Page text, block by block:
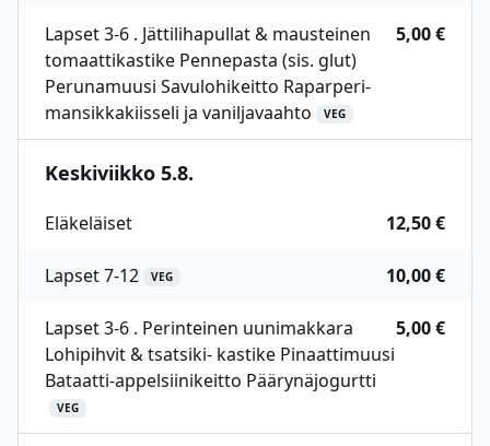
Lapset 3-6 . Jättilihapullat & mausteinen
tomaattikastike Pennepasta (sis. glut)
Perunamuusi Savulohikeitto Raparperi-
mansikkakiisseli ja vaniljavaahto
VEG
5,00 €
Keskiviikko 5.8.
Eläkeläiset 12,50 €
Lapset 7-12 VEG 10,00 €
Lapset 3-6 . Perinteinen uunimakkara
Lohipihvit & tsatsiki- kastike Pinaattimuusi
Bataatti-appelsiinikeitto Päärynäjogurtti
VEG
5,00 €